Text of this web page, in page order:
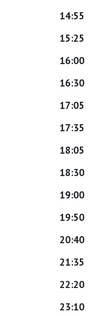
14:55
15:25
16:00
16:30
17:05
17:35
18:05
18:30
19:00
19:50
20:40
21:35
22:20
23:10